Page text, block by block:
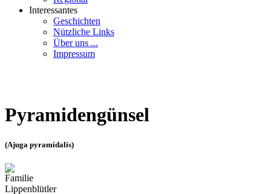
Interessantes
Geschichten
Nützliche Links
Über uns ...
Impressum
Pyramidengünsel
(Ajuga pyramidalis)
Familie
Lippenblütler